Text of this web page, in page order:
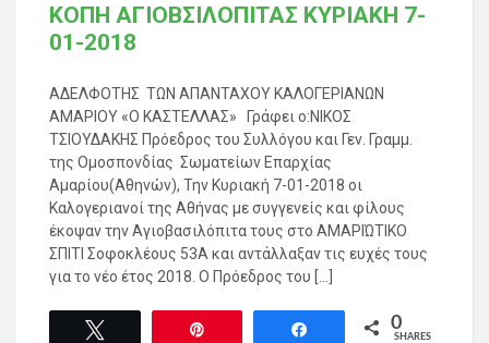
ΚΟΠΗ ΑΓΙΟΒΣΙΛΟΠΙΤΑΣ ΚΥΡΙΑΚΗ 7-
01-2018
ΑΔΕΛΦΟΤΗΣ ΤΩΝ ΑΠΑΝΤΑΧΟΥ ΚΑΛΟΓΕΡΙΑΝΩΝ
ΑΜΑΡΙΟΥ «Ο ΚΑΣΤΕΛΛΑΣ» Γράφει ο:ΝΙΚΟΣ
ΤΣΙΟΥΔΑΚΗΣ Πρόεδρος του Συλλόγου και Γεν. Γραμμ.
της Ομοσπονδίας Σωματείων Επαρχίας
Αμαρίου(Αθηνών), Την Κυριακή 7-01-2018 οι
Καλογεριανοί της Αθήνας με συγγενείς και φίλους
έκοψαν την Αγιοβασιλόπιτα τους στο ΑΜΑΡΙΏΤΙΚΟ
ΣΠΙΤΙ Σοφοκλέους 53Α και αντάλλαξαν τις ευχές τους
για το νέο έτος 2018. Ο Πρόεδρος του […]
0
SHARES